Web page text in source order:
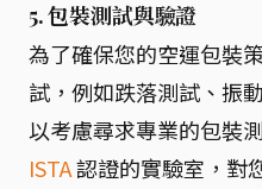
5. 包裝測試與驗證
為了確保您的空運包裝
試，例如跌落測試、振
以考慮尋求專業的包裝
ISTA認證的實驗室，對